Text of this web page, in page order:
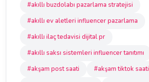
#akıllı buzdolabı pazarlama stratejisi
#akıllı ev aletleri influencer pazarlama
#akıllı ilaç tedavisi dijital pr
#akıllı saksı sistemleri influencer tanıtımı
#akşam post saati
#akşam tiktok saati